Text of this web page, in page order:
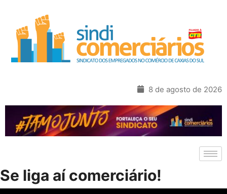
8 de agosto de 2026
Se liga aí comerciário!